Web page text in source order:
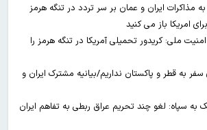
مذاکرات ایران و عمان بر سر تردد در تنگه هرمز
امریکا باز می کنید
ملی: کریدور تحمیلی آمریکا در تنگه هرمز را
سفر به قطر و پاکستان نداریم/بیانیه مشترک ایران و
به سپاه: لغو چند تحریم عراق ربطی به تفاهم ایران